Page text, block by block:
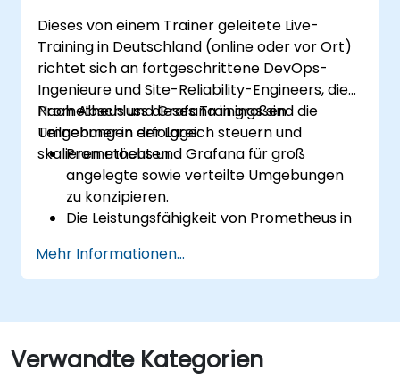
Eine sichere Integration mit entfernten
Endpunkten sowie bestehenden
Systemen ermöglichen.
Dieses von einem Trainer geleitete Live-
Training in Deutschland (online oder vor Ort)
richtet sich an fortgeschrittene DevOps-
Ingenieure und Site-Reliability-Engineers, die
Prometheus und Grafana in großen
Umgebungen erfolgreich steuern und
skalieren möchten.
Nach Abschluss dieses Trainings sind die
Teilnehmer in der Lage:
Prometheus und Grafana für groß
angelegte sowie verteilte Umgebungen
zu konzipieren.
Die Leistungsfähigkeit von Prometheus in
zu optimieren.
Grafana für große Datensätze und
Fortgeschrittene Strategien zur
Fehlerbehebung sowie zur Skalierung zu
implementieren.
Mehr Informationen...
Verwandte Kategorien